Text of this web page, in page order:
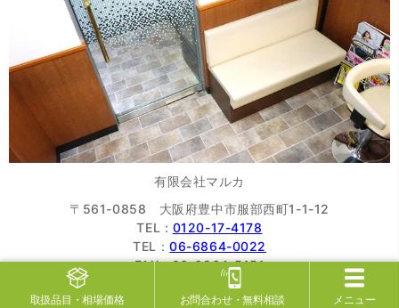
取扱品目 ・相場価格 お問合わせ・無料相談 メニュー
有限会社マルカ
〒561-0858 大阪府豊中市服部西町1-1-12
TEL : 0120-17-4178
TEL：06-6864-0022
FAX：06-6864-5151
営業時間：9:30～19:30
（査定受付19:00まで）
定休日：7日、17日、27日、第3日曜日